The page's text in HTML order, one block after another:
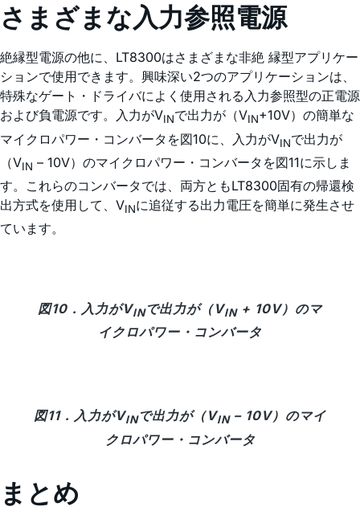
さまざまな入力参照電源
絶縁型電源の他に、LT8300はさまざまな非絶 縁型アプリケー
ションで使用できます。興味深い2つのアプリケーションは、
特殊なゲート・ドライバによく使用される入力参照型の正電源
および負電源です。入力がVINで出力が（VIN+10V）の簡単な
マイクロパワー・コンバータを図10に、入力がVINで出力が
（VIN – 10V）のマイクロパワー・コンバータを図11に示しま
す。これらのコンバータでは、両方ともLT8300固有の帰還検
出方式を使用して、VINに追従する出力電圧を簡単に発生させ
ています。
図10．入力がVINで出力が（VIN+ 10V）のマ
イクロパワー・コンバータ
図11．入力がVINで出力が（VIN– 10V）のマイ
クロパワー・コンバータ
まとめ